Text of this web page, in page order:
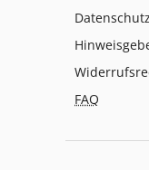
Datenschutz
FAQ